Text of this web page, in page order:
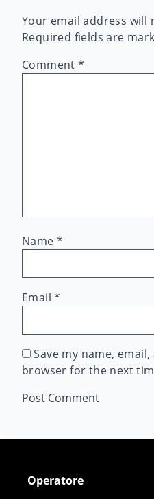
Your email address will
Required fields are
Comment*
Name *
Email*
Save my name,
browser for the next
Operatore